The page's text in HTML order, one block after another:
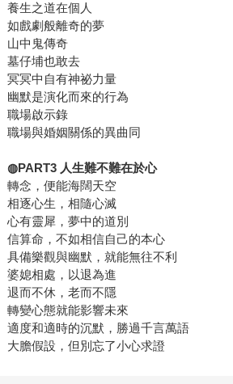
養生之道在個人
如戲劇般離奇的夢
山中鬼傳奇
墓仔埔也敢去
冥冥中自有神祕力量
幽默是演化而來的行為
職場啟示錄
職場與婚姻關係的異曲同
◍PART3 人生難不難在於心
轉念，便能海闊天空
相逐心生，相隨心滅
心有靈犀，夢中的道別
信算命，不如相信自己的本心
具備樂觀與幽默，就能無往不利
婆媳相處，以退為進
退而不休，老而不隱
轉變心態就能影響未來
適度和適時的沉默，勝過千言萬語
大膽假設，但別忘了小心求證